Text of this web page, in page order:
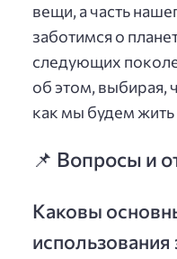
вещи, а часть
заботимся о
следующих
об этом, выбирая,
как мы будем
📌 Вопросы и
Каковы